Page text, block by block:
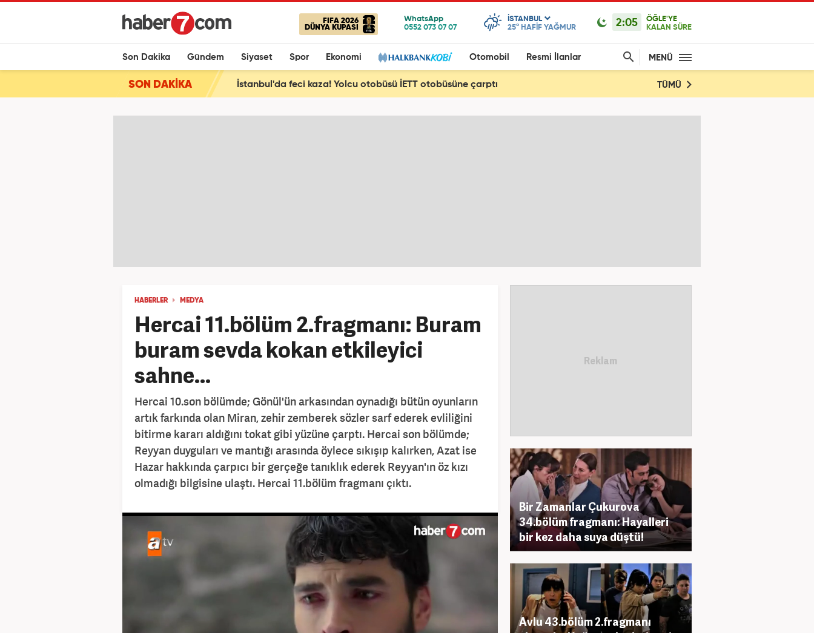
FIFA 2026
DÜNYA KUPASI
ISTANBUL
25° HAFİF YAĞMUR 2:05
ÖĞLE'YE
KALAN SÜRE
Son Dakika Gündem Siyaset Spor Ekonomi Otomobil Resmi İlanlar MENÜ
SON DAKİKA İstanbul'da feci kaza! Yolcu otobüsü İETT otobüsüne çarptı TÜMÜ
HABERLER MEDYA
Hercai 11.bölüm 2.fragmanı: Buram
buram sevda kokan etkileyici
sahne...
Hercai 10.son bölümde; Gönül'ün arkasından oynadığı bütün oyunların
artık farkında olan Miran, zehir zemberek sözler sarf ederek evliliğini
bitirme kararı aldığını tokat gibi yüzüne çarptı. Hercai son bölümde;
Reyyan duyguları ve mantığı arasında öylece sıkışıp kalırken, Azat ise
Hazar hakkında çarpıcı bir gerçeğe tanıklık ederek Reyyan'ın öz kızı
olmadığı bilgisine ulaştı. Hercai 11.bölüm fragmanı çıktı.
Bir Zamanlar Çukurova
34.bölüm fragmanı: Hayalleri
bir kez daha suya düştü!
Avlu 43.bölüm 2.fragmanı